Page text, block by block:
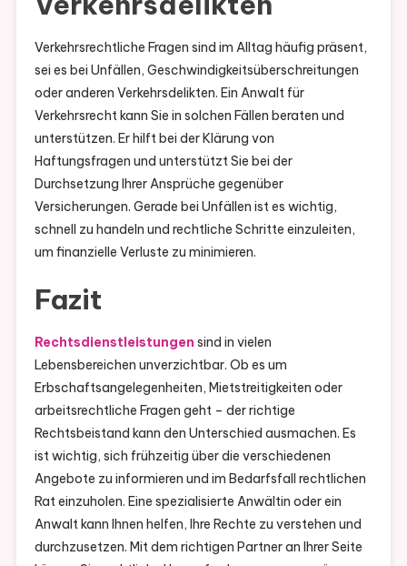
Verkehrsrechtliche Fragen sind im Alltag häufig präsent,
sei es bei Unfällen, Geschwindigkeitsüberschreitungen
oder anderen Verkehrsdelikten. Ein Anwalt für
Verkehrsrecht kann Sie in solchen Fällen beraten und
unterstützen. Er hilft bei der Klärung von
Haftungsfragen und unterstützt Sie bei der
Durchsetzung Ihrer Ansprüche gegenüber
Versicherungen. Gerade bei Unfällen ist es wichtig,
schnell zu handeln und rechtliche Schritte einzuleiten,
um finanzielle Verluste zu minimieren.
Fazit
Rechtsdienstleistungen sind in vielen
Lebensbereichen unverzichtbar. Ob es um
Erbschaftsangelegenheiten, Mietstreitigkeiten oder
arbeitsrechtliche Fragen geht – der richtige
Rechtsbeistand kann den Unterschied ausmachen. Es
ist wichtig, sich frühzeitig über die verschiedenen
Angebote zu informieren und im Bedarfsfall rechtlichen
Rat einzuholen. Eine spezialisierte Anwältin oder ein
Anwalt kann Ihnen helfen, Ihre Rechte zu verstehen und
durchzusetzen. Mit dem richtigen Partner an Ihrer Seite